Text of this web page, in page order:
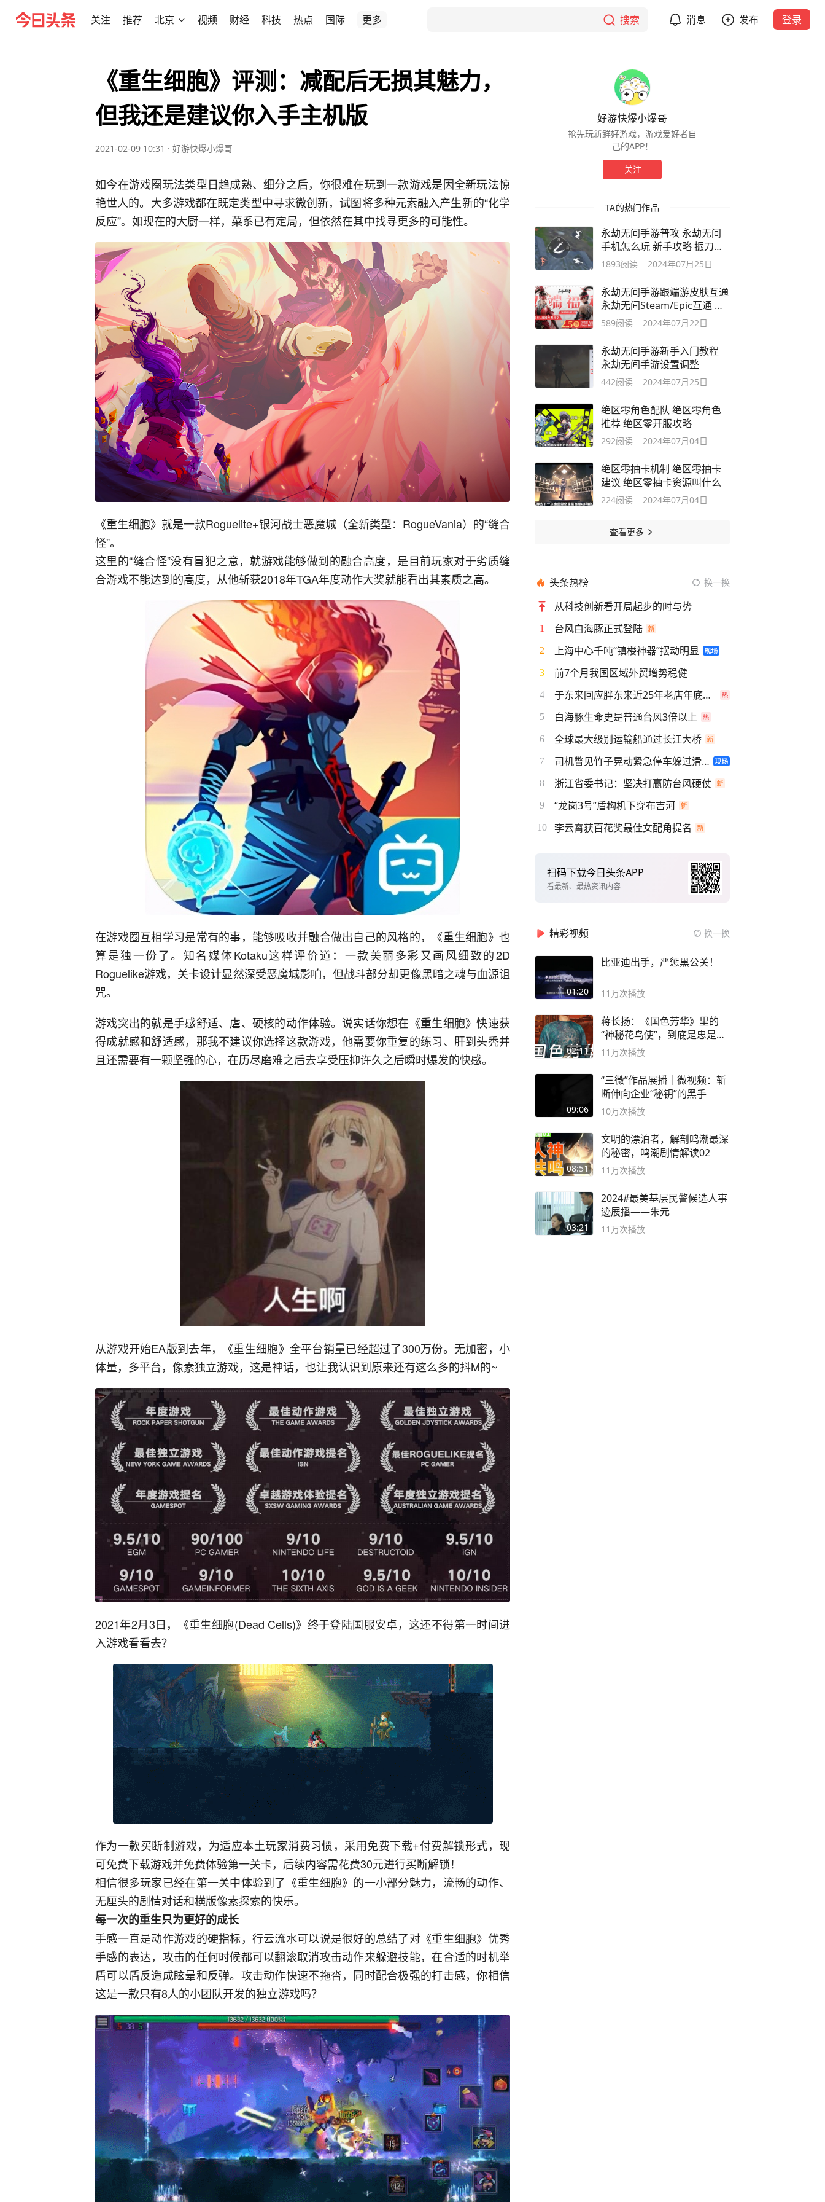
关注 推荐 北京 视频 财经 科技 热点 国际 更多 搜索 消息 发布 登录
《重生细胞》评测：减配后无损其魅力，
但我还是建议你入手主机版
2021-02-09 10:31 · 好游快爆小爆哥
如今在游戏圈玩法类型日趋成熟、细分之后，你很难在玩到一款游戏是因全新玩法惊
艳世人的。大多游戏都在既定类型中寻求微创新，试图将多种元素融入产生新的“化学
反应”。如现在的大厨一样，菜系已有定局，但依然在其中找寻更多的可能性。
《重生细胞》就是一款Roguelite+银河战士恶魔城（全新类型：RogueVania）的“缝合
怪”。
这里的“缝合怪”没有冒犯之意，就游戏能够做到的融合高度，是目前玩家对于劣质缝
合游戏不能达到的高度，从他斩获2018年TGA年度动作大奖就能看出其素质之高。
在游戏圈互相学习是常有的事，能够吸收并融合做出自己的风格的，《重生细胞》也
算是独一份了。知名媒体Kotaku这样评价道：一款美丽多彩又画风细致的2D
Roguelike游戏，关卡设计显然深受恶魔城影响，但战斗部分却更像黑暗之魂与血源诅
咒。
游戏突出的就是手感舒适、虐、硬核的动作体验。说实话你想在《重生细胞》快速获
得成就感和舒适感，那我不建议你选择这款游戏，他需要你重复的练习、肝到头秃并
且还需要有一颗坚强的心，在历尽磨难之后去享受压抑许久之后瞬时爆发的快感。
从游戏开始EA版到去年，《重生细胞》全平台销量已经超过了300万份。无加密，小
体量，多平台，像素独立游戏，这是神话，也让我认识到原来还有这么多的抖M的~
2021年2月3日，《重生细胞(Dead Cells)》终于登陆国服安卓，这还不得第一时间进
入游戏看看去？
作为一款买断制游戏，为适应本土玩家消费习惯，采用免费下载+付费解锁形式，现
可免费下载游戏并免费体验第一关卡，后续内容需花费30元进行买断解锁！
相信很多玩家已经在第一关中体验到了《重生细胞》的一小部分魅力，流畅的动作、
无厘头的剧情对话和横版像素探索的快乐。
每一次的重生只为更好的成长
手感一直是动作游戏的硬指标，行云流水可以说是很好的总结了对《重生细胞》优秀
手感的表达，攻击的任何时候都可以翻滚取消攻击动作来躲避技能，在合适的时机举
盾可以盾反造成眩晕和反弹。攻击动作快速不拖沓，同时配合极强的打击感，你相信
这是一款只有8人的小团队开发的独立游戏吗？
好游快爆小爆哥
抢先玩新鲜好游戏，游戏爱好者自
己的APP！
关注
TA的热门作品
永劫无间手游普攻 永劫无间
手机怎么玩 新手攻略 振刀操
作怎么打
1893阅读 2024年07月25日
永劫无间手游跟端游皮肤互通
永劫无间Steam/Epic互通 绑
定教程
589阅读 2024年07月22日
永劫无间手游新手入门教程
永劫无间手游设置调整
442阅读 2024年07月25日
绝区零角色配队 绝区零角色
推荐 绝区零开服攻略
292阅读 2024年07月04日
绝区零抽卡机制 绝区零抽卡
建议 绝区零抽卡资源叫什么
224阅读 2024年07月04日
查看更多
头条热榜 换一换
从科技创新看开局起步的时与势
1 台风白海豚正式登陆
2 上海中心千吨“镇楼神器”摆动明显
3 前7个月我国区域外贸增势稳健
4 于东来回应胖东来近25年老店年底关闭
5 白海豚生命史是普通台风3倍以上
6 全球最大级别运输船通过长江大桥
7 司机瞥见竹子晃动紧急停车躲过滑坡
8 浙江省委书记：坚决打赢防台风硬仗
9 “龙岗3号”盾构机下穿布吉河
10 李云霄获百花奖最佳女配角提名
扫码下载今日头条APP
看最新、最热资讯内容
精彩视频 换一换
01:20
比亚迪出手，严惩黑公关！
11万次播放
02:11
蒋长扬：《国色芳华》里的
“神秘花鸟使”，到底是忠是
奸？
11万次播放
09:06
“三微”作品展播｜微视频：斩
断伸向企业“秘钥”的黑手
10万次播放
08:51
文明的漂泊者，解剖鸣潮最深
的秘密，鸣潮剧情解读02
11万次播放
03:21
2024#最美基层民警候选人事
迹展播——朱元
11万次播放